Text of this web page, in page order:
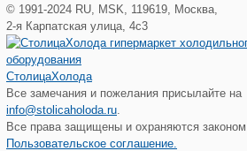
© 1991-2024 RU MSK 119619 Москва
2-я Карпатская улица, 4с3
СтолицаХолода
Все замечания и пожелания присылайте на
info@stolicaholoda.ru
Все права защищены и охраняются законом.
Пользовательское соглашение.